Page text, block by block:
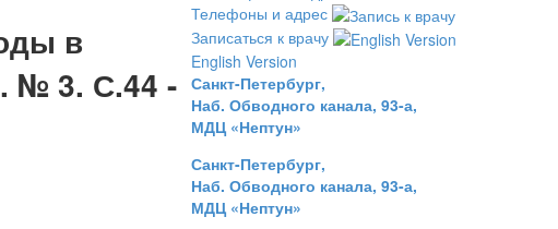
в
№ 3. С.44 -
Телефоны и адрес
Записаться к врачу
English Version
Санкт-Петербург,
Наб. Обводного канала, 93-а,
МДЦ «Нептун»
Санкт-Петербург,
Наб. Обводного канала, 93-а,
МДЦ «Нептун»